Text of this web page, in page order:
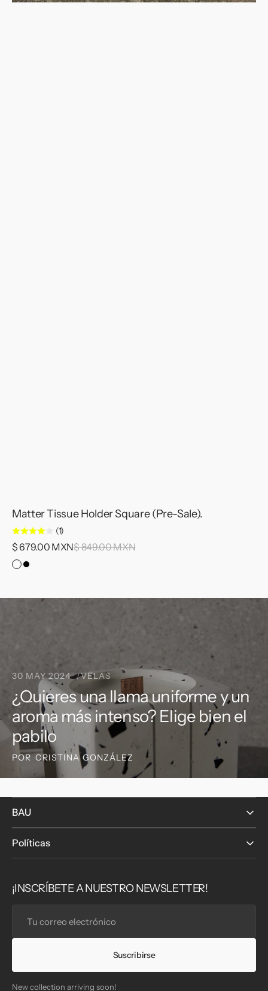
Matter Tissue Holder Square (Pre-Sale).
(1)
Precio
de
venta
$ 679.00 MXNPrecio
$ 849.00 MXN
LightDark
30 MAY 2024 VELAS
¿Quieres una llama uniforme y un
aroma más intenso? Elige bien el
pabilo
POR CRISTINA GONZÁLEZ
BAU
Políticas
¡INSCRÍBETE A NUESTRO NEWSLETTER!
correo
electrónico
Suscribirse
New collection arriving soon!